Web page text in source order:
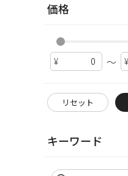
価格
～
リセット
キーワード